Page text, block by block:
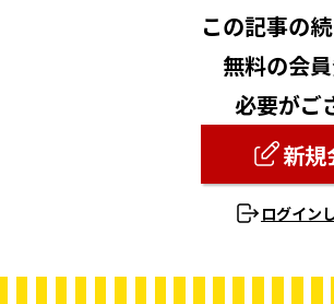
この記事の
無料の会
必要がご
新規
ログイン